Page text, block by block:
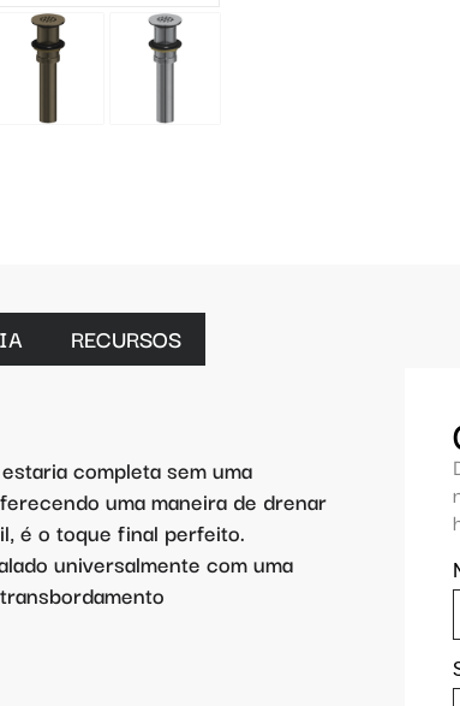
RECURSOS
completa sem uma
uma maneira de drenar
é o toque final perfeito.
universalmente com uma